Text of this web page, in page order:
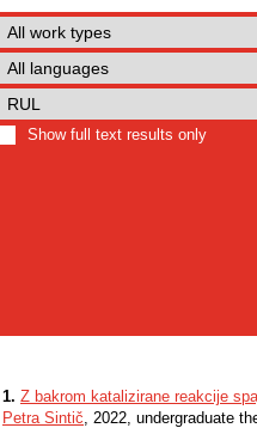
Show full text results only
1. Z bakrom katalizirane reakcije
Petra Sintič, 2022, undergraduate